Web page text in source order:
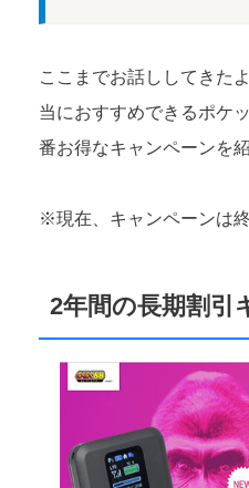
ここまでお話ししてきた
当におすすめできるポケ
番お得なキャンペーンを
※現在、キャンペーンは
2年間の長期割引